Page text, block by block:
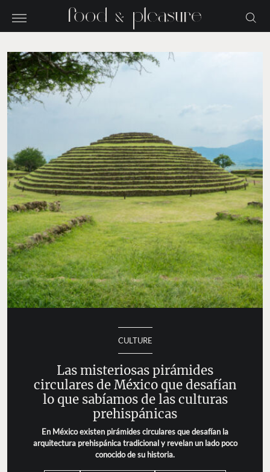
CULTURE
Las misteriosas pirámides
circulares de México que desafían
lo que sabíamos de las culturas
prehispánicas
En México existen pirámides circulares que desafían la
arquitectura prehispánica tradicional y revelan un lado poco
conocido de su historia.